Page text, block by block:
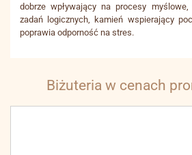
dobrze wpływający na procesy
zadań logicznych, kamień wspierający
poprawia odporność na stres.
Biżuteria w cenach